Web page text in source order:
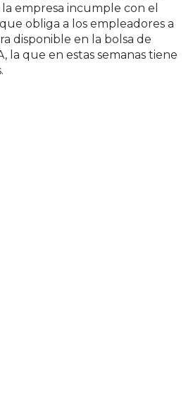
empresa incumple con el
obliga a los empleadores a
disponible en la bolsa de
la que en estas semanas tiene